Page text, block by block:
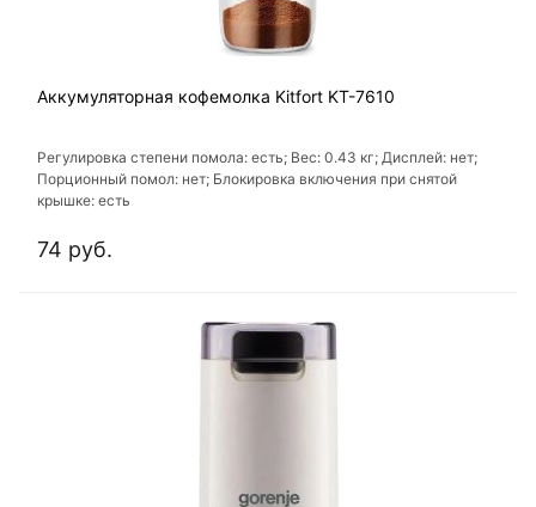
Аккумуляторная кофемолка Kitfort KT-7610
Регулировка степени помола: есть; Вес: 0.43 кг; Дисплей: нет;
Порционный помол: нет; Блокировка включения при снятой
крышке: есть
74 руб.